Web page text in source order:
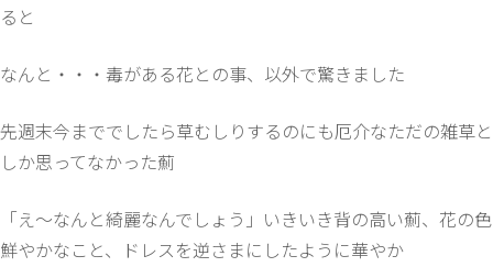
ると
なんと・・・毒がある花との事、以外で驚きました
先週末今まででしたら草むしりするのにも厄介なただの雑草と
しか思ってなかった薊
「え～なんと綺麗なんでしょう」いきいき背の高い薊、花の色
鮮やかなこと、ドレスを逆さまにしたように華やか